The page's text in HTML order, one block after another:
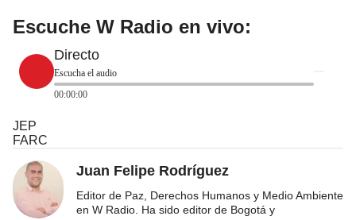
Escuche W Radio en vivo:
Directo
Escucha el audio
00:00:00
JEP
FARC
Juan Felipe Rodríguez
Editor de Paz, Derechos Humanos y Medio Ambiente
en W Radio. Ha sido editor de Bogotá y